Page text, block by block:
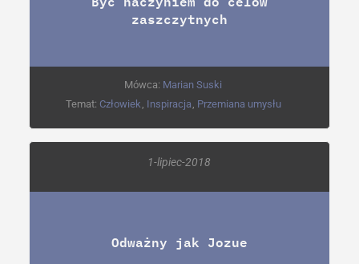
zaszczytnych
Mówca: Marian Suski
Temat: Człowiek Inspiracja Przemiana umysłu
1-lipiec-2018
Odważny jak Jozue